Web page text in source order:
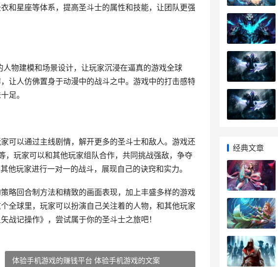
和星座等体系，提高圣斗士的属性和技能，让团队更强
物建模和场景设计，让玩家沉浸在逼真的游戏全球
让人仿佛置身于动漫中的战斗之中。游戏中的打击感特
足。
可以通过主线剧情，解开更多的圣斗士和敌人。游戏还
，玩家可以和其他玩家组队合作，共同挑战强敌，争夺
他玩家进行一对一的战斗，展现自己的诀窍和实力。
略回合制方法和精致的画面表现，加上丰盛多样的游戏
全球里，玩家可以扮演自己关注着的人物，和其他玩家
战记操作》，尝试属于你的圣斗士之旅吧！
体验手机游戏的赚钱平台 体验手机游戏的文案
经典文章